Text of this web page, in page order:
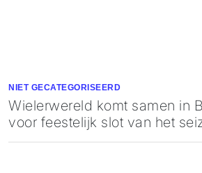
NIET GECATEGORISEERD
Wielerwereld komt samen in
voor feestelijk slot van het